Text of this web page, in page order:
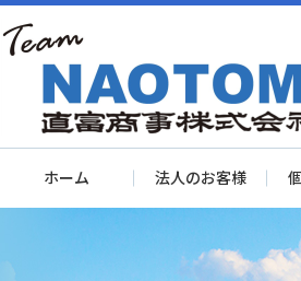
ホーム 法人のお客様